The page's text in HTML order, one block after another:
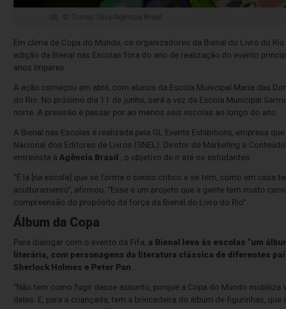
© Tomaz Silva/Agência Brasil
Em clima de Copa do Mundo, os organizadores da Bienal do Livro do
edição da Bienal nas Escolas fora do ano de realização do evento
anos ímpares.
A ação começou em abril, com alunos da Escola Municipal Maria das
do Rio. No próximo dia 11 de junho, será a vez da Escola Municipal
norte. A previsão é passar por ao menos seis escolas ao longo do ano.
A Bienal nas Escolas é realizada pela GL Events Exhibitions, empresa
Nacional dos Editores de Livros (SNEL). Diretor de Marketing e
entrevista à Agência Brasil , o objetivo de ir até os estudantes:
“É lá [na escola] que se forma o senso crítico e se tem, como em casa
aculturamento”, afirmou. “Esse é um projeto que a gente tem muito
compreensão do propósito da força da Bienal do Livro do Rio”.
Álbum da Copa
Para dialogar com o evento da Fifa, a Bienal leva às escolas “um
literária, com personagens da literatura clássica de diferentes
Sherlock Holmes e Peter Pan .
“Não tem como fugir desse assunto, porque a Copa do Mundo mobiliza
deles. E, para a criançada, tem a brincadeira do álbum de figurinhas,